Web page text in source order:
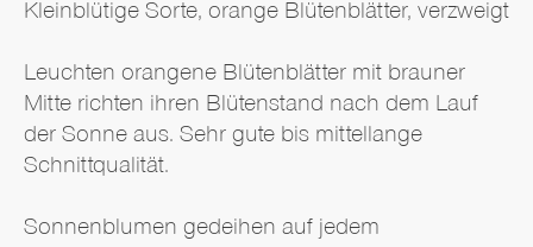
Kleinblütige Sorte, orange Blütenblätter, verzweigt
Leuchten orangene Blütenblätter mit brauner
Mitte richten ihren Blütenstand nach dem Lauf
der Sonne aus. Sehr gute bis mittellange
Schnittqualität.
Sonnenblumen gedeihen auf jedem